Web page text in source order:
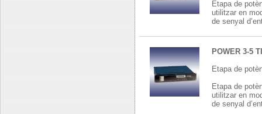
Etapa de
utilitzar en
de senyal
POWER 3-5
Etapa de
Etapa de
utilitzar en
de senyal